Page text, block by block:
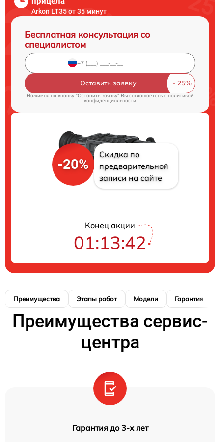
Arkon LT35 от 35 минут
Бесплатная консультация со
специалистом
Оставить заявку
Нажимая на кнопку "Оставить заявку" Вы соглашаетесь c политикой
конфиденциальности
-20%
Скидка по
предварительной
записи на сайте
Конец акции
01:13:41
Преимущества Этапы работ Модели Гарантия
Преимущества сервис-
центра
Гарантия до 3-х лет